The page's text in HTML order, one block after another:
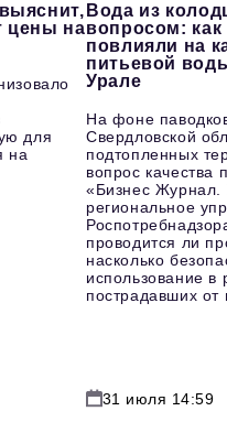
цены на
для
на
Вода из
вопросом: как
повлияли на
питьевой
Урале
На фоне
Свердловской
подтопленных
вопрос качества
«Бизнес Журнал.
региональное
проводится ли
насколько
использование в
пострадавших от
31 июля 14:59